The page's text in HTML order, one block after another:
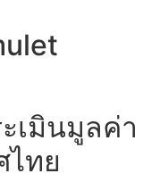
เมินมูลค่า
ไทย